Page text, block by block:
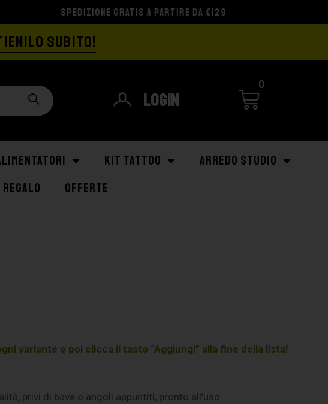
SUBITO!
Login
0
KIT TATTOO
ARREDO STUDIO
OFFERTE
variante e poi clicca il tasto “Aggiungi” alla fine della lista!
privi di bave o angoli appuntiti, pronto all’uso.